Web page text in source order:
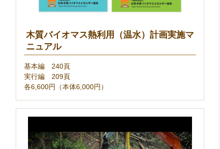
木質バイオマス熱利用（温水）計画実施マ
ニュアル
基本編 240頁
実行編 209頁
各6,600円（本体6,000円）